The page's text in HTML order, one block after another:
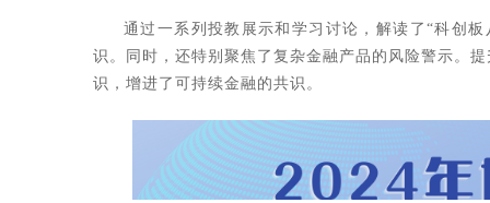
通过一系列投教展示和学习讨论，解读了 “科创板
识。同时，还特别聚焦了复杂金融产品的风险警示。
识，增进了可持续金融的共识。